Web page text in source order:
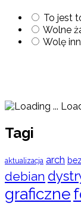
To jest
Wolne
Wolę
Tagi
aktualizacja arch
debian
graficzne